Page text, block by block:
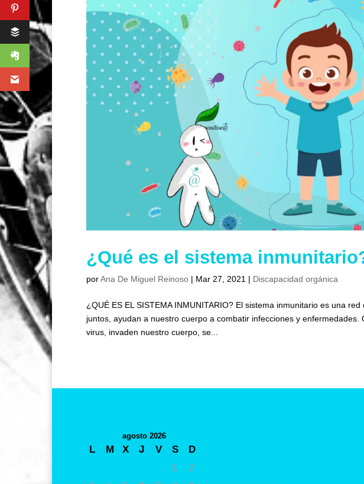
¿Qué es el sistema
porAna De Miguel Reinoso | Mar 27, 2021 | Discapacidad orgánica
¿QUÉ ES EL SISTEMA INMUNITARIO? El sistema inmunitario es una
juntos, ayudan a nuestro cuerpo a combatir infecciones y
virus, invaden nuestro cuerpo, se...
agosto 2026
L M X J V S
D
1
2